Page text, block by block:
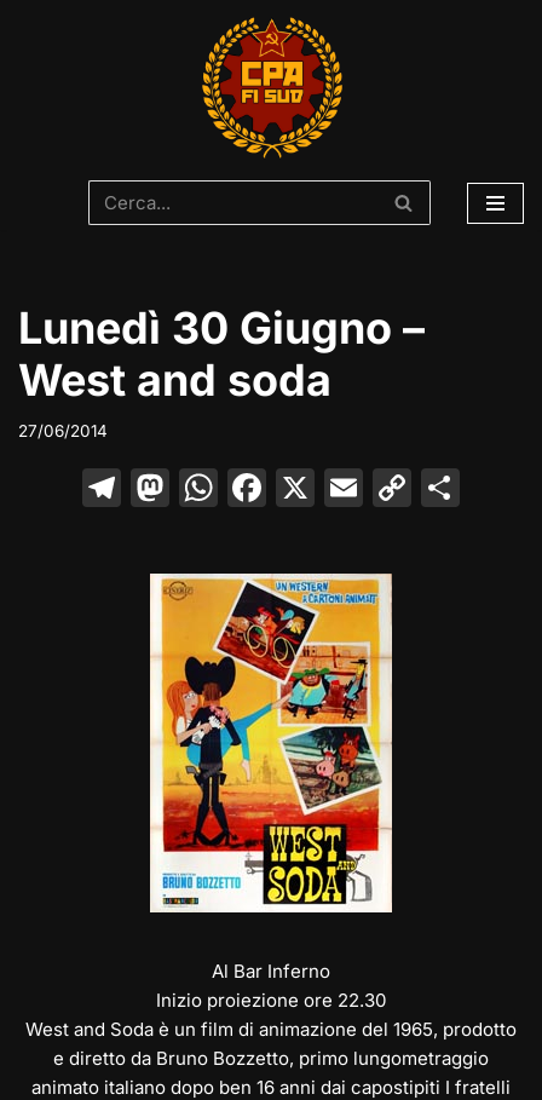
Lunedì 30 Giugno –
West and soda
27/06/2014
T
e
a
M
st
o
d
o
n
W
at
s
A
p
p
F
c
e
b
o
o
k
X E
ai
l
C
Al Bar Inferno
Inizio proiezione ore 22.30
West and Soda è un film di animazione del 1965, prodotto
e diretto da Bruno Bozzetto, primo lungometraggio
animato italiano dopo ben 16 anni dai capostipiti I fratelli